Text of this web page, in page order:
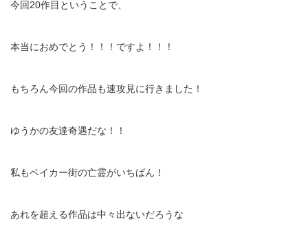
今回20作目ということで、
本当におめでとう！！！ですよ！！！
もちろん今回の作品も速攻見に行きました！
ゆうかの友達奇遇だな！！
私もベイカー街の亡霊がいちばん！
あれを超える作品は中々出ないだろうな